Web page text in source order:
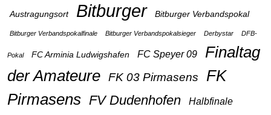
Austragungsort Bitburger Bitburger Verbandspokal
Bitburger Verbandspokalfinale Bitburger Verbandspokalsieger Derbystar DFB-
Pokal FC Arminia Ludwigshafen FC Speyer 09
Finaltag
der Amateure FK 03 Pirmasens
FK
Pirmasens FV Dudenhofen Halbfinale